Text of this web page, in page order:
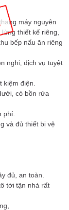
máy nguyên
thiết kế riêng,
bếp nấu ăn riêng
nghi, dịch vụ tuyệt
điện.
có bồn rửa
phí.
và đủ thiết bị vệ
đủ, an toàn.
tới tận nhà rất